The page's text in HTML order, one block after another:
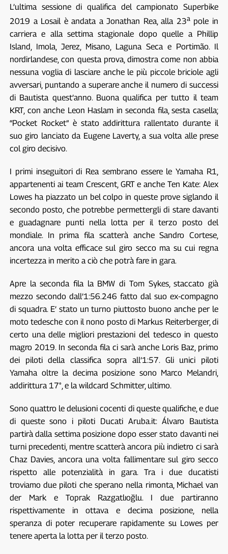
L’ultima sessione di qualifica del campionato Superbike
2019 a Losail è andata a Jonathan Rea, alla 23apole in
carriera e alla settima stagionale dopo quelle a Phillip
Island, Imola, Jerez, Misano, Laguna Seca e Portimão. Il
nordirlandese, con questa prova, dimostra come non abbia
nessuna voglia di lasciare anche le più piccole briciole agli
avversari, puntando a superare anche il numero di successi
di Bautista quest’anno. Buona qualifica per tutto il team
KRT, con anche Leon Haslam in seconda fila, sesta casella;
“Pocket Rocket” è stato addirittura rallentato durante il
suo giro lanciato da Eugene Laverty, a sua volta alle prese
col giro decisivo.
I primi inseguitori di Rea sembrano essere le Yamaha R1,
appartenenti ai team Crescent, GRT e anche Ten Kate: Alex
Lowes ha piazzato un bel colpo in queste prove siglando il
secondo posto, che potrebbe permettergli di stare davanti
e guadagnare punti nella lotta per il terzo posto del
mondiale. In prima fila scatterà anche Sandro Cortese,
ancora una volta efficace sul giro secco ma su cui regna
incertezza in merito a ciò che potrà fare in gara.
Apre la seconda fila la BMW di Tom Sykes, staccato già
mezzo secondo dall’1:56.246 fatto dal suo ex-compagno
di squadra. E’ stato un turno piuttosto buono anche per le
moto tedesche con il nono posto di Markus Reiterberger, di
certo una delle migliori prestazioni del tedesco in questo
magro 2019. In seconda fila ci sarà anche Loris Baz, primo
dei piloti della classifica sopra all’1:57. Gli unici piloti
Yamaha oltre la decima posizione sono Marco Melandri,
addirittura 17°, e la wildcard Schmitter, ultimo.
Sono quattro le delusioni cocenti di queste qualifiche, e due
di queste sono i piloti Ducati Aruba.it: Álvaro Bautista
partirà dalla settima posizione dopo esser stato davanti nei
turni precedenti, mentre scatterà ancora più indietro ci sarà
Chaz Davies, ancora una volta fallimentare sul giro secco
rispetto alle potenzialità in gara. Tra i due ducatisti
troviamo due piloti che sperano nella rimonta, Michael van
der Mark e Toprak Razgatlıoğlu. I due partiranno
rispettivamente in ottava e decima posizione, nella
speranza di poter recuperare rapidamente su Lowes per
tenere aperta la lotta per il terzo posto.